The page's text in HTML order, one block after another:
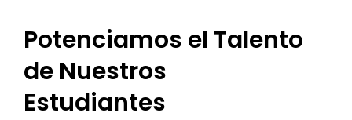
Potenciamos el Talento
de Nuestros
Estudiantes